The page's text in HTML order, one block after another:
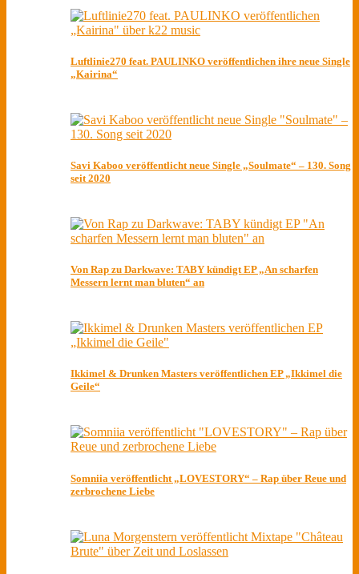
Luftlinie270 feat. PAULINKO veröffentlichen ihre neue Single
„Kairina“
Savi Kaboo veröffentlicht neue Single „Soulmate“ – 130. Song
seit 2020
Von Rap zu Darkwave: TABY kündigt EP „An scharfen
Messern lernt man bluten“ an
Ikkimel & Drunken Masters veröffentlichen EP „Ikkimel die
Geile“
Somniia veröffentlicht „LOVESTORY“ – Rap über Reue und
zerbrochene Liebe